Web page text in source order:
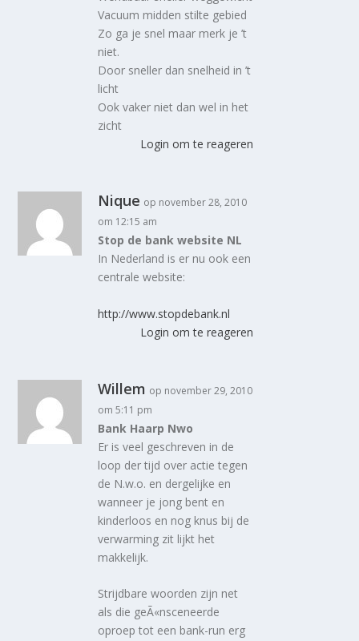
Vacuum midden stilte gebied
Zo ga je snel maar merk je ’t
niet.
Door sneller dan snelheid in ’t
licht
Ook vaker niet dan wel in het
zicht
Login om te reageren
Nique op november 28, 2010
om 12:15 am
Stop de bank website NL
In Nederland is er nu ook een
centrale website:
http://www.stopdebank.nl
Login om te reageren
Willem op november 29, 2010
om 5:11 pm
Bank Haarp Nwo
Er is veel geschreven in de
loop der tijd over actie tegen
de N.w.o. en dergelijke en
wanneer je jong bent en
kinderloos en nog knus bij de
verwarming zit lijkt het
makkelijk.
Strijdbare woorden zijn net
als die geÃ«nsceneerde
oproep tot een bank-run erg